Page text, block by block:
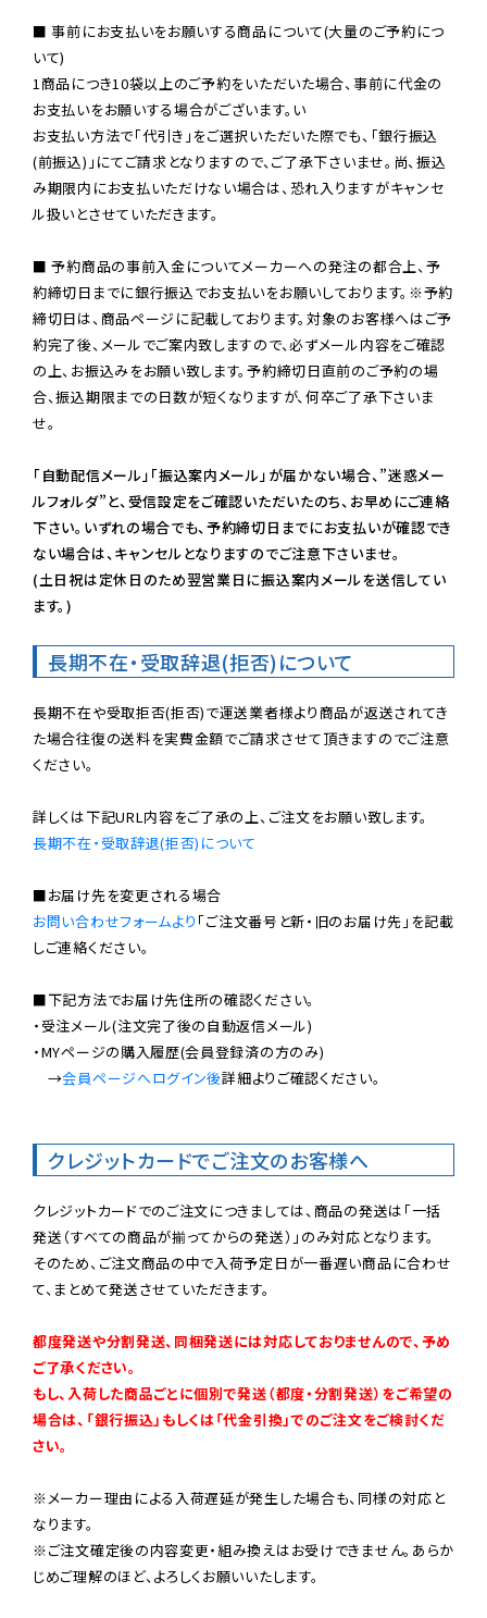
■ 事前にお支払いをお願いする商品について(大量のご予約につ
いて)
1商品につき10袋以上のご予約をいただいた場合、事前に代金の
お支払いをお願いする場合がございます。い
お支払い方法で「代引き」をご選択いただいた際でも、「銀行振込
(前振込)」にてご請求となりますので、ご了承下さいませ。尚、振込
み期限内にお支払いただけない場合は、恐れ入りますがキャンセ
ル扱いとさせていただきます。
■ 予約商品の事前入金についてメーカーへの発注の都合上、予
約締切日までに銀行振込でお支払いをお願いしております。※予約
締切日は、商品ページに記載しております。対象のお客様へはご予
約完了後、メールでご案内致しますので、必ずメール内容をご確認
の上、お振込みをお願い致します。予約締切日直前のご予約の場
合、振込期限までの日数が短くなりますが、何卒ご了承下さいま
せ。
「自動配信メール」「振込案内メール」が届かない場合、”迷惑メー
ルフォルダ”と、受信設定をご確認いただいたのち、お早めにご連絡
下さい。いずれの場合でも、予約締切日までにお支払いが確認でき
ない場合は、キャンセルとなりますのでご注意下さいませ。
(土日祝は定休日のため翌営業日に振込案内メールを送信してい
ます。)
長期不在・受取辞退(拒否)について
長期不在や受取拒否(拒否)で運送業者様より商品が返送されてき
た場合往復の送料を実費金額でご請求させて頂きますのでご注意
ください。
長期不在・受取辞退(拒否)について
お問い合わせフォームより 「ご注文番号と新・旧のお届け先」を記載
しご連絡ください。
■下記方法でお届け先住所の確認ください。
・受注メール(注文完了後の自動返信メール)
・MYページの購入履歴(会員登録済の方のみ)
→会員ページへログイン後詳細よりご確認ください。
クレジットカードでご注文のお客様へ
クレジットカードでのご注文につきましては、商品の発送は「一括
発送（すべての商品が揃ってからの発送）」のみ対応となります。
そのため、ご注文商品の中で入荷予定日が一番遅い商品に合わせ
て、まとめて発送させていただきます。
都度発送や分割発送、同梱発送には対応しておりませんので、予め
ご了承ください。
もし、入荷した商品ごとに個別で発送（都度・分割発送）をご希望の
場合は、「銀行振込」もしくは「代金引換」でのご注文をご検討くだ
さい。
※メーカー理由による入荷遅延が発生した場合も、同様の対応と
なります。
※ご注文確定後の内容変更・組み換えはお受けできません。あらか
じめご理解のほど、よろしくお願いいたします。